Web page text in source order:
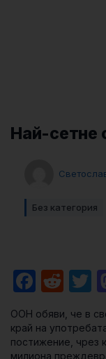
Най-сетне
Без категория
ООН обяви, че в
край на
постижение, чрез
милиона